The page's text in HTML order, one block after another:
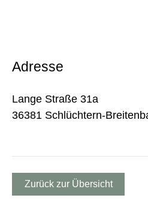
Adresse
Lange Straße 31a
36381 Schlüchtern-
Zurück zur Übersicht